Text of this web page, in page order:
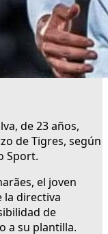
de 23 años,
de Tigres, según
Sport.
el joven
la directiva
de
a su plantilla.